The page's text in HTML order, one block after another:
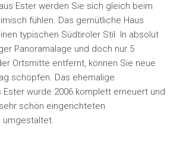
Ester werden Sie sich gleich beim
fühlen. Das gemütliche Haus
typischen Südtiroler Stil. In absolut
Panoramalage und doch nur 5
Ortsmitte entfernt, können Sie neue
schöpfen. Das ehemalige
wurde 2006 komplett erneuert und
schön eingerichteten
umgestaltet.